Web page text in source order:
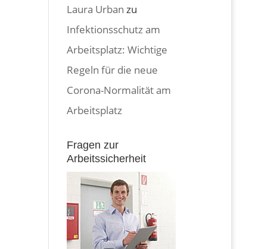
Laura Urban zu
Infektionsschutz am
Arbeitsplatz: Wichtige
Regeln für die neue
Corona-Normalität am
Arbeitsplatz
Fragen zur
Arbeitssicherheit